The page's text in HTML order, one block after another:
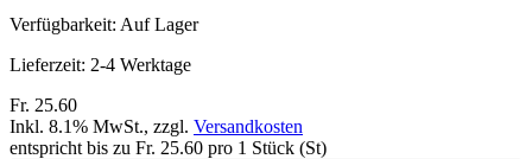
Verfügbarkeit: Auf Lager
Lieferzeit: 2-4 Werktage
Fr. 25.60
Inkl. 8.1% MwSt., zzgl. Versandkosten
entspricht bis zu Fr. 25.60 pro 1 Stück (St)